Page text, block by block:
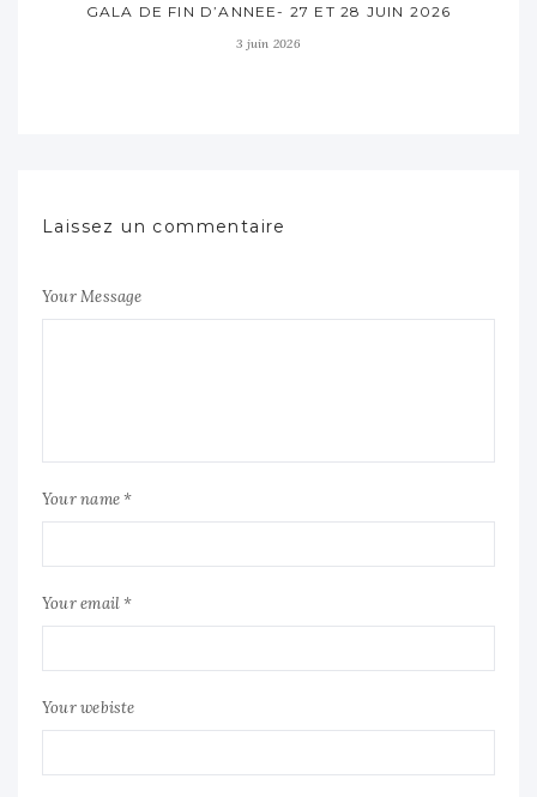
GALA DE FIN D’ANNEE- 27 ET 28 JUIN 2026
3 juin 2026
Laissez un commentaire
Your Message
Your name *
Your email *
Your webiste